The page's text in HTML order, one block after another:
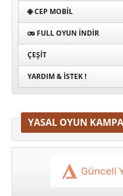
CEP MOBIL
FULL OYUN İNDIR
ÇEŞIT
YARDIM & İSTEK !
YASAL OYUN